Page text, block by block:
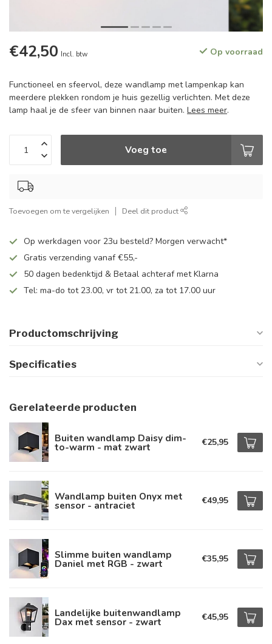
€42,50 Incl. btw Op voorraad
Functioneel en sfeervol, deze wandlamp met lampenkap kan
meerdere plekken rondom je huis gezellig verlichten. Met deze
lamp haal je de sfeer van binnen naar buiten. Lees meer.
Voeg toe
Toevoegen om te vergelijken Deel dit product
Op werkdagen voor 23u besteld? Morgen verwacht*
Gratis verzending vanaf €55,-
50 dagen bedenktijd & Betaal achteraf met Klarna
Tel: ma-do tot 23.00, vr tot 21.00, za tot 17.00 uur
Productomschrijving
Specificaties
Gerelateerde producten
Buiten wandlamp Daisy dim-
to-warm - mat zwart €25,95
Wandlamp buiten Onyx met
sensor - antraciet €49,95
Slimme buiten wandlamp
Daniel met RGB - zwart €35,95
Landelijke buitenwandlamp
Dax met sensor - zwart €45,95